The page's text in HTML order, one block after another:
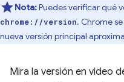
Nota:Puedes verificar qué
chrome://version. Chrome
nueva versión principal
Mira la versión en video